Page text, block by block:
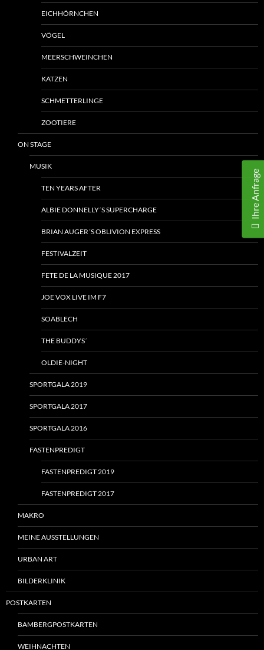
EICHHÖRNCHEN
VÖGEL
MEERSCHWEINCHEN
KATZEN
SCHMETTERLINGE
ZOOTIERE
ON STAGE
MUSIK
TEN YEARS AFTER
ALBIE DONNELLY´S SUPERCHARGE
BRIAN AUGER´S OBLIVION EXPRESS
FESTIVALZEIT
FETE DE LA MUSIQUE 2017
JOE VOX LIVE IM F7
SOABLECH
THE BUDDYS´
OLDIE-NIGHT
SPORTGALA 2019
SPORTGALA 2017
SPORTGALA 2016
FASTENPREDIGT
FASTENPREDIGT 2019
FASTENPREDIGT 2017
MAKRO
MEINE AUSSTELLUNGEN
URBAN ART
BILDERKLINIK
POSTKARTEN
BAMBERGPOSTKARTEN
WEIHNACHTEN
Ihre Anfrage